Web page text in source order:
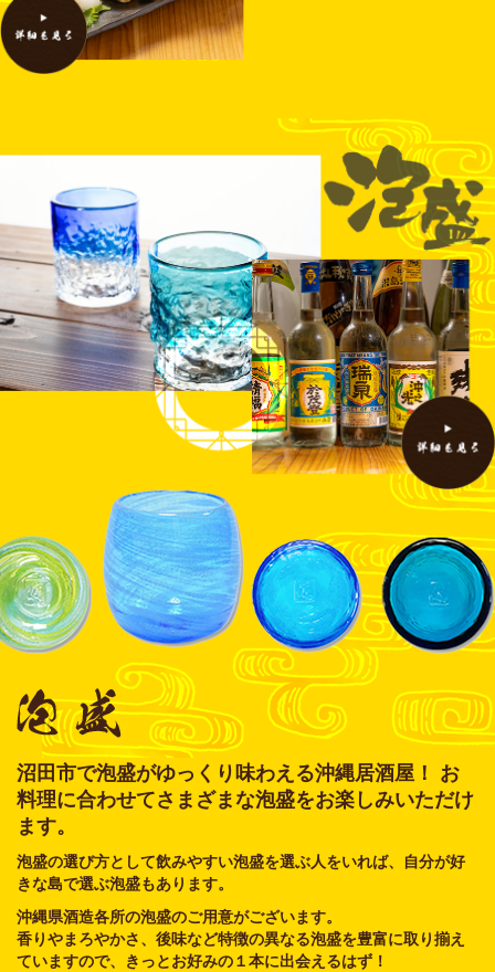
沼田市で泡盛がゆっくり味わえる沖縄居酒屋！ お
料理に合わせてさまざまな泡盛をお楽しみいただけ
ます。
泡盛の選び方として飲みやすい泡盛を選ぶ人をいれば、自分が好
きな島で選ぶ泡盛もあります。
沖縄県酒造各所の泡盛のご用意がございます。
香りやまろやかさ、後味など特徴の異なる泡盛を豊富に取り揃え
ていますので、きっとお好みの１本に出会えるはず！